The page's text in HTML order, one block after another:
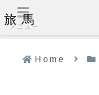
旅馬
Home
メニュー